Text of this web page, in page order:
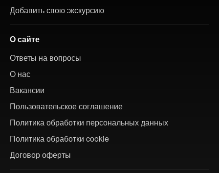
Добавить свою экскурсию
О сайте
Ответы на вопросы
О нас
Вакансии
Пользовательское соглашение
Политика обработки персональных данных
Политика обработки cookie
Договор оферты